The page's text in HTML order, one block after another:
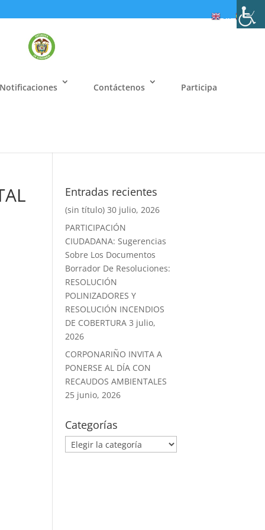
Notificaciones Contáctenos Participa
Entradas recientes
(sin título) 30 julio, 2026
PARTICIPACIÓN
CIUDADANA: Sugerencias
Sobre Los Documentos
Borrador De Resoluciones:
RESOLUCIÓN
POLINIZADORES Y
RESOLUCIÓN INCENDIOS
DE COBERTURA 3 julio,
2026
CORPONARIÑO INVITA A
PONERSE AL DÍA CON
RECAUDOS AMBIENTALES
25 junio, 2026
Categorías
ES